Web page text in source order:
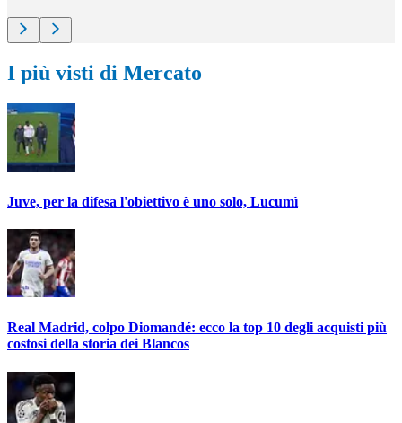
I più visti di Mercato
Juve, per la difesa l'obiettivo è uno solo, Lucumì
Real Madrid, colpo Diomandé: ecco la top 10 degli acquisti più
costosi della storia dei Blancos